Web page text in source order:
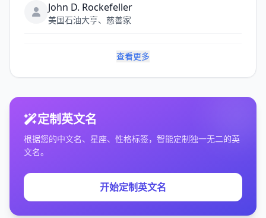
John D. Rockefeller
美国石油大亨、慈善家
查看更多
定制英文名
根据您的中文名、星座、性格标签，智能定制独一无二的英
文名。
开始定制英文名